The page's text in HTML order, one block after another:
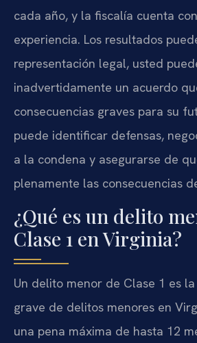
cada año, y la fiscalía cuenta
experiencia. Los resultados
representación legal, usted
inadvertidamente un acuerdo
consecuencias graves para su
puede identificar defensas,
a la condena y asegurarse de
plenamente las consecuencias
¿Qué es un delito
Clase 1 en Virginia?
Un delito menor de Clase 1 es
grave de delitos menores en
una pena máxima de hasta 12